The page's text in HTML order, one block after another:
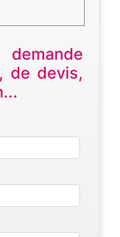
de devis,